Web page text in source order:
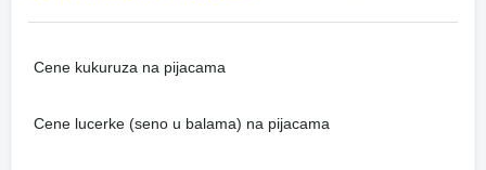
Cene kukuruza na pijacama
Cene lucerke (seno u balama) na pijacama